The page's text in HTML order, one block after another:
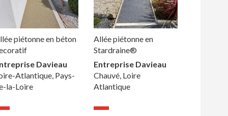
piétonne en béton
Davieau
Atlantique, Pays-
la-Loire
Allée piétonne en
Stardraine®
Entreprise Davieau
Chauvé, Loire
Atlantique